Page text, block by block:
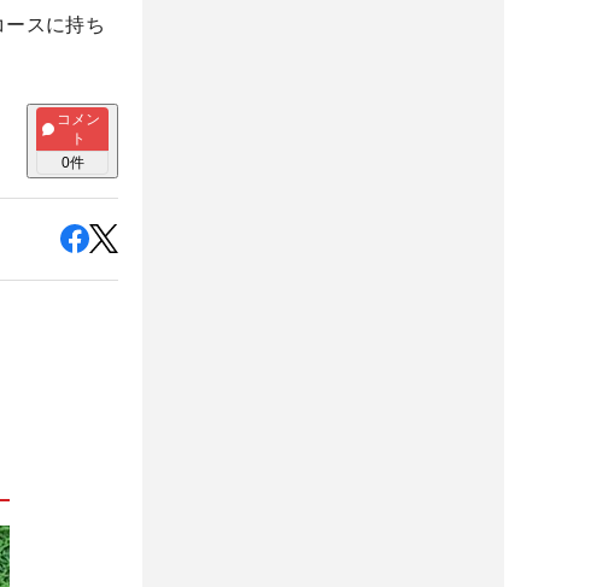
スに持ち
コメン
ト
0件